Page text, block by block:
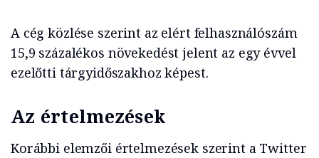
A cég közlése szerint az elért felhasználószám
15,9 százalékos növekedést jelent az egy évvel
ezelőtti tárgyidőszakhoz képest.
Az értelmezések
Korábbi elemzői értelmezések szerint a Twitter